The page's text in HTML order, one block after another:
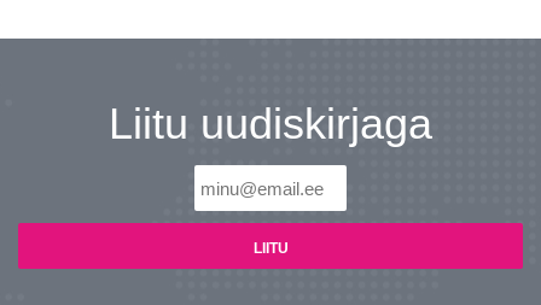
Liitu uudiskirjaga